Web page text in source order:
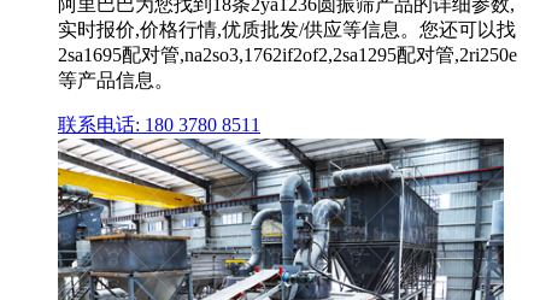
阿里巴巴为您找到18条2ya1236圆振筛产品的详细参数,
实时报价,价格行情,优质批发/供应等信息。您还可以找
2sa1695配对管,na2so3,1762if2of2,2sa1295配对管,2ri250e
等产品信息。
联系电话: 180 3780 8511